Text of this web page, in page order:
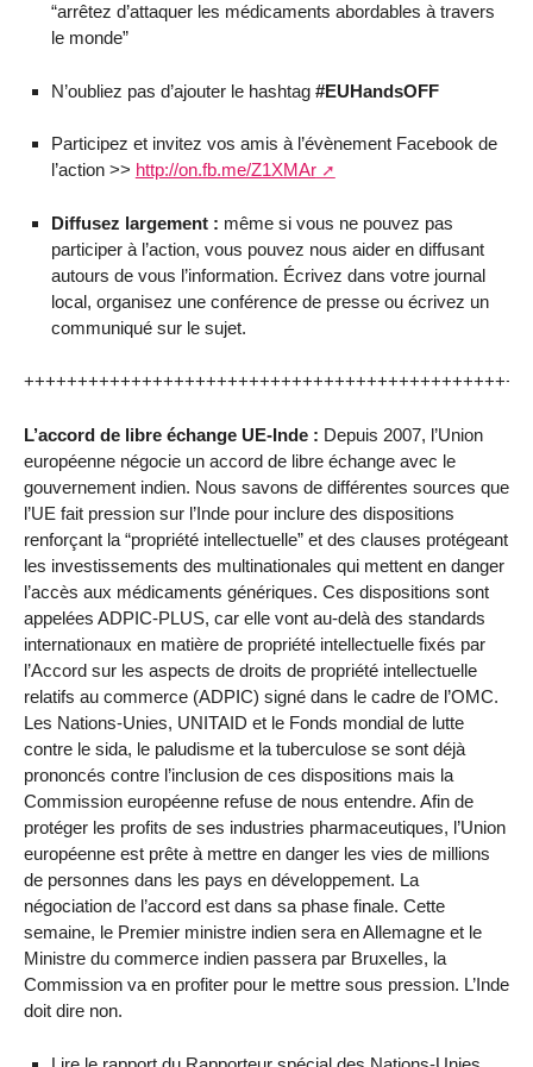
“arrêtez d’attaquer les médicaments abordables à travers
le monde”
N’oubliez pas d’ajouter le hashtag #EUHandsOFF
Participez et invitez vos amis à l’évènement Facebook de
l’action >> http://on.fb.me/Z1XMAr
Diffusez largement : même si vous ne pouvez pas
participer à l’action, vous pouvez nous aider en diffusant
autours de vous l’information. Écrivez dans votre journal
local, organisez une conférence de presse ou écrivez un
communiqué sur le sujet.
L’accord de libre échange UE-Inde : Depuis 2007, l’Union
européenne négocie un accord de libre échange avec le
gouvernement indien. Nous savons de différentes sources que
l’UE fait pression sur l’Inde pour inclure des dispositions
renforçant la “propriété intellectuelle” et des clauses protégeant
les investissements des multinationales qui mettent en danger
l’accès aux médicaments génériques. Ces dispositions sont
appelées ADPIC-PLUS, car elle vont au-delà des standards
internationaux en matière de propriété intellectuelle fixés par
l’Accord sur les aspects de droits de propriété intellectuelle
relatifs au commerce (ADPIC) signé dans le cadre de l’OMC.
Les Nations-Unies, UNITAID et le Fonds mondial de lutte
contre le sida, le paludisme et la tuberculose se sont déjà
prononcés contre l’inclusion de ces dispositions mais la
Commission européenne refuse de nous entendre. Afin de
protéger les profits de ses industries pharmaceutiques, l’Union
européenne est prête à mettre en danger les vies de millions
de personnes dans les pays en développement. La
négociation de l’accord est dans sa phase finale. Cette
semaine, le Premier ministre indien sera en Allemagne et le
Ministre du commerce indien passera par Bruxelles, la
Commission va en profiter pour le mettre sous pression. L’Inde
doit dire non.